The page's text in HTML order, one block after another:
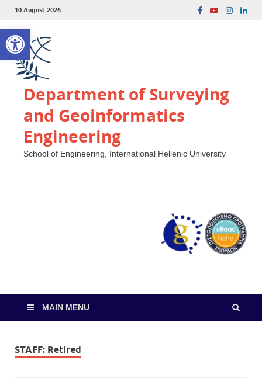
Open toolbar
10 August 2026
Department of Surveying
and Geoinformatics
Engineering
School of Engineering, International Hellenic University
MAIN MENU
STAFF: Retired